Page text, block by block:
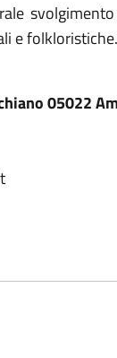
e folkloristiche.
05022